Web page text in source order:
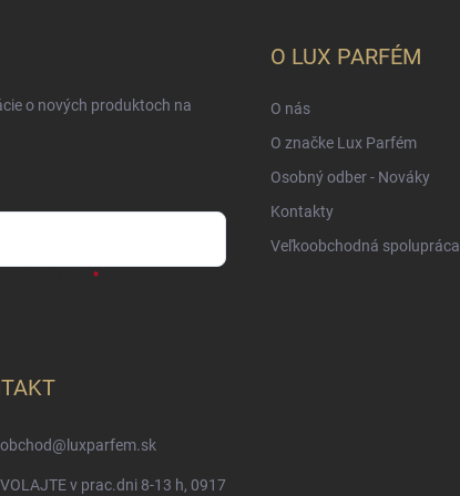
o nových produktoch na
O LUX PARFÉM
O nás
O značke Lux Parfém
Osobný odber - Nováky
Kontakty
Veľkoobchodná spolupráca
obchod@ luxparfem.sk
VOLAJTE v prac.dni 8-13 h, 0917